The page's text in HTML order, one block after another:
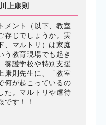
上康則
メント（以下、教室
存じでしょうか。実
、マルトリ）は家庭
う教育現場でも起き
養護学校や特別支援
康則先生に、「教室
何が起こっているの
た。マルトリや虐待
です！！